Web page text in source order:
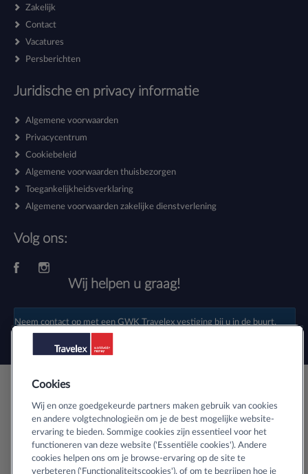
Zakelijk
Contact
Vacatures
Persberichten
Juridische en privacy informatie
Algemene voorwaarden
Privacycentrum
Cookiebeleid
Algemene voorwaarden thuisbezorgen
Toegankelijkheidsverklaring
Algemene voorwaarden zakelijke dienstverlening
Volg ons:
Wij helpen u graag!
Neem contact op met een GWK Travelex vestiging bij u in de buurt.
Veilig buitenlands geld bestellen
Informatie over SSL-certificaten
Cookies
Wij en onze goedgekeurde partners maken gebruik van cookies
en andere volgtechnologieën om je de best mogelijke website-
ervaring te bieden. Sommige cookies zijn essentieel voor het
functioneren van deze website ('Essentiële cookies'). Andere
cookies helpen ons om je browse-ervaring op de site te
verbeteren ('Functionaliteitscookies'), of om te begrijpen hoe je